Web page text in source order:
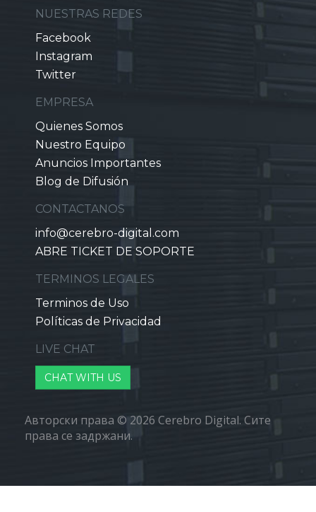
NUESTRAS REDES
Facebook
Instagram
Twitter
EMPRESA
Quienes Somos
Nuestro Equipo
Anuncios Importantes
Blog de Difusión
CONTACTANOS
info@cerebro-digital.com
ABRE TICKET DE SOPORTE
TERMINOS LEGALES
Terminos de Uso
Políticas de Privacidad
LIVE CHAT
CHAT WITH US
Aвторски права © 2026 Cerebro Digital. Сите
права се задржани.